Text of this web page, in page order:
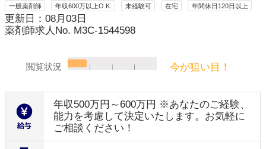
一般薬剤師 年収600万以上O.K. 未経験可 在宅 年間休日120日以上
更新日：08月03日
薬剤師求人No. M3C-1544598
閲覧状況 今が狙い目！
年収500万円～600万円 ※あなたのご経験、
能力を考慮して決定いたします。お気軽に
ご相談ください！